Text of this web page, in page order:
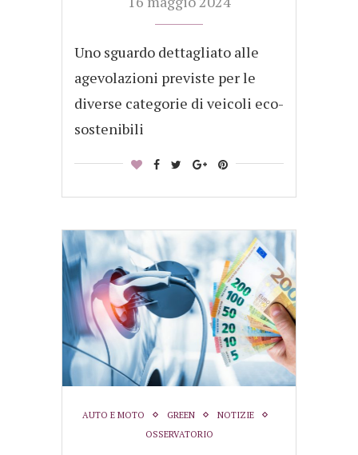
Uno sguardo dettagliato alle
agevolazioni previste per le
diverse categorie di veicoli eco-
sostenibili
AUTO E MOTO GREEN
NOTIZIE
OSSERVATORIO